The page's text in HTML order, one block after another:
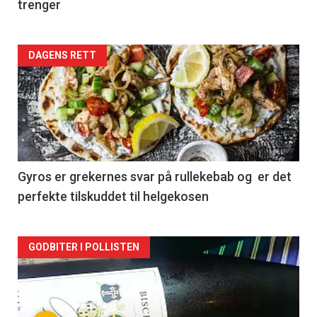
trenger
Forsiden
akkurat
nå
-
2
DAGENS RETT
Gyros er grekernes svar på rullekebab og er det
perfekte tilskuddet til helgekosen
Forsiden
akkurat
nå
GODBITER I POLLISTEN